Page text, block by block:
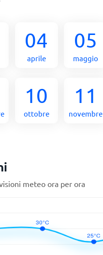
04
aprile
05
maggio
10
ottobre
11
novembre
meteo ora per ora